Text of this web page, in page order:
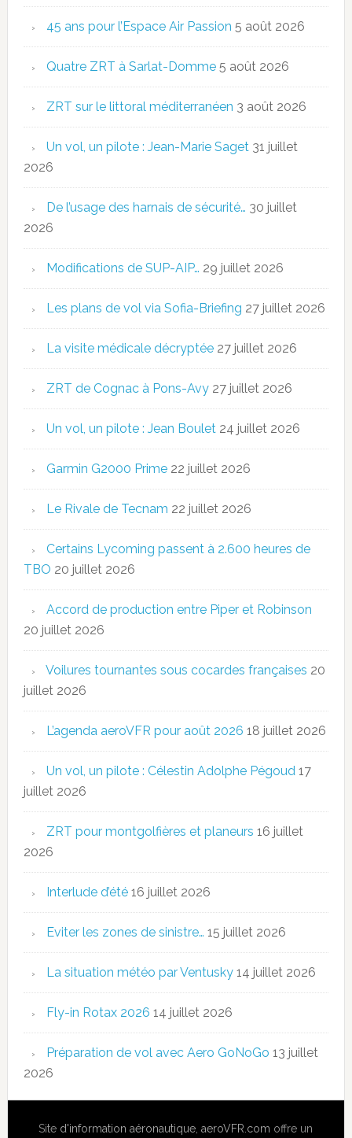
45 ans pour l’Espace Air Passion 5 août 2026
Quatre ZRT à Sarlat-Domme 5 août 2026
ZRT sur le littoral méditerranéen 3 août 2026
Un vol, un pilote : Jean-Marie Saget 31 juillet
2026
De l’usage des harnais de sécurité… 30 juillet
2026
Modifications de SUP-AIP… 29 juillet 2026
Les plans de vol via Sofia-Briefing 27 juillet 2026
La visite médicale décryptée 27 juillet 2026
ZRT de Cognac à Pons-Avy 27 juillet 2026
Un vol, un pilote : Jean Boulet 24 juillet 2026
Garmin G2000 Prime 22 juillet 2026
Le Rivale de Tecnam 22 juillet 2026
Certains Lycoming passent à 2.600 heures de
TBO 20 juillet 2026
Accord de production entre Piper et Robinson
20 juillet 2026
Voilures tournantes sous cocardes françaises 20
juillet 2026
L’agenda aeroVFR pour août 2026 18 juillet 2026
Un vol, un pilote : Célestin Adolphe Pégoud 17
juillet 2026
ZRT pour montgolfières et planeurs 16 juillet
2026
Interlude d’été 16 juillet 2026
Eviter les zones de sinistre… 15 juillet 2026
La situation météo par Ventusky 14 juillet 2026
Fly-in Rotax 2026 14 juillet 2026
Préparation de vol avec Aero GoNoGo 13 juillet
2026
Site d'information aéronautique,aeroVFR.com offre un